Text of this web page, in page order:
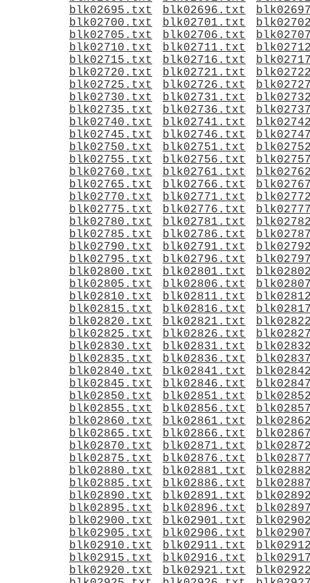
blk02695.txt
blk02696.txt
blk02700.txt
blk02701.txt
blk02705.txt
blk02706.txt
blk02710.txt
blk02711.txt
blk02715.txt
blk02716.txt
blk02720.txt
blk02721.txt
blk02725.txt
blk02726.txt
blk02730.txt
blk02731.txt
blk02735.txt
blk02736.txt
blk02740.txt
blk02741.txt
blk02745.txt
blk02746.txt
blk02750.txt
blk02751.txt
blk02755.txt
blk02756.txt
blk02760.txt
blk02761.txt
blk02765.txt
blk02766.txt
blk02770.txt
blk02771.txt
blk02775.txt
blk02776.txt
blk02780.txt
blk02781.txt
blk02785.txt
blk02786.txt
blk02790.txt
blk02791.txt
blk02795.txt
blk02796.txt
blk02800.txt
blk02801.txt
blk02805.txt
blk02806.txt
blk02810.txt
blk02811.txt
blk02815.txt
blk02816.txt
blk02820.txt
blk02821.txt
blk02825.txt
blk02826.txt
blk02830.txt
blk02831.txt
blk02835.txt
blk02836.txt
blk02840.txt
blk02841.txt
blk02845.txt
blk02846.txt
blk02850.txt
blk02851.txt
blk02855.txt
blk02856.txt
blk02860.txt
blk02861.txt
blk02865.txt
blk02866.txt
blk02870.txt
blk02871.txt
blk02875.txt
blk02876.txt
blk02880.txt
blk02881.txt
blk02885.txt
blk02886.txt
blk02890.txt
blk02891.txt
blk02895.txt
blk02896.txt
blk02900.txt
blk02901.txt
blk02905.txt
blk02906.txt
blk02910.txt
blk02911.txt
blk02915.txt
blk02916.txt
blk02920.txt
blk02921.txt